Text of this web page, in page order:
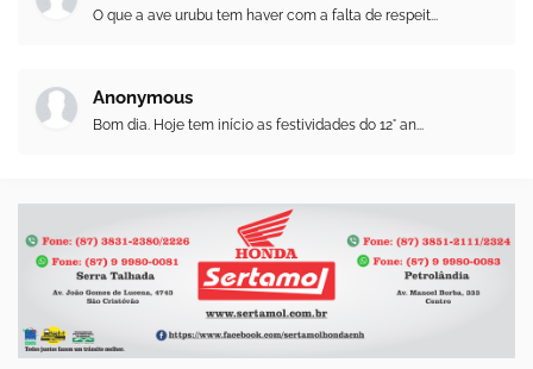
O que a ave urubu tem haver com a falta de respeit...
Anonymous
Bom dia. Hoje tem início as festividades do 12° an...